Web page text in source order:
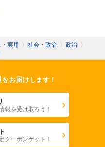
・実用 〉 社会・政治 〉 政治 〉
をお届けします！
報を受け取ろう！
クーポンゲット！